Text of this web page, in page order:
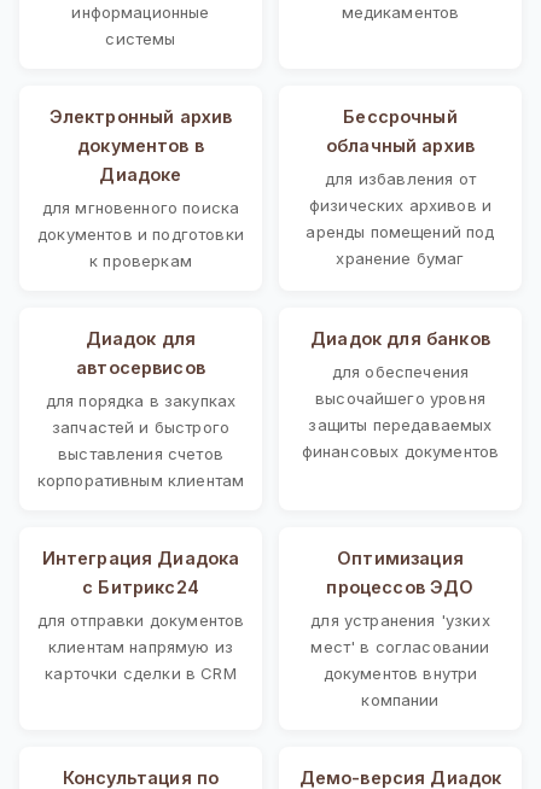
информационные
системы
медикаментов
Электронный архив
документов в
Диадоке
для мгновенного поиска
документов и подготовки
к проверкам
Бессрочный
облачный архив
для избавления от
физических архивов и
аренды помещений под
хранение бумаг
Диадок для
автосервисов
для порядка в закупках
запчастей и быстрого
выставления счетов
корпоративным клиентам
Диадок для банков
для обеспечения
высочайшего уровня
защиты передаваемых
финансовых документов
Интеграция Диадока
с Битрикс24
для отправки документов
клиентам напрямую из
карточки сделки в CRM
Оптимизация
процессов ЭДО
для устранения 'узких
мест' в согласовании
документов внутри
компании
Консультация по
Демо-версия Диадок